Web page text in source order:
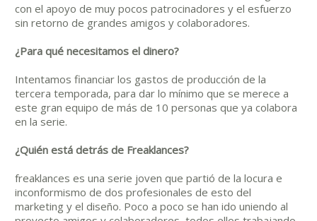
con el apoyo de muy pocos patrocinadores y el esfuerzo
sin retorno de grandes amigos y colaboradores.
¿Para qué necesitamos el dinero?
Intentamos financiar los gastos de producción de la
tercera temporada, para dar lo mínimo que se merece a
este gran equipo de más de 10 personas que ya colabora
en la serie.
¿Quién está detrás de Freaklances?
freaklances es una serie joven que partió de la locura e
inconformismo de dos profesionales de esto del
marketing y el diseño. Poco a poco se han ido uniendo al